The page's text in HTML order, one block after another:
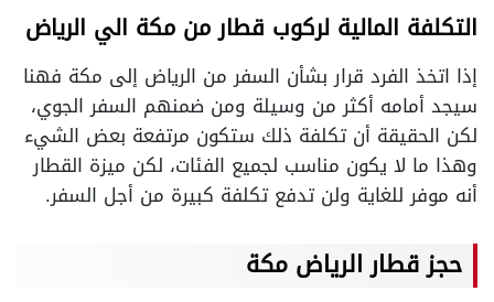
التكلفة المالية لركوب قطار من مكة الي الرياض
إذا اتخذ الفرد قرار بشأن السفر من الرياض إلى مكة فهنا
سيجد أمامه أكثر من وسيلة ومن ضمنهم السفر الجوي،
لكن الحقيقة أن تكلفة ذلك ستكون مرتفعة بعض الشيء
وهذا ما لا يكون مناسب لجميع الفئات، لكن ميزة القطار
أنه موفر للغاية ولن تدفع تكلفة كبيرة من أجل السفر.
حجز قطار الرياض مكة